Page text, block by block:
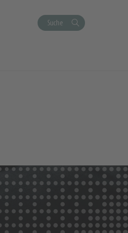
Suche